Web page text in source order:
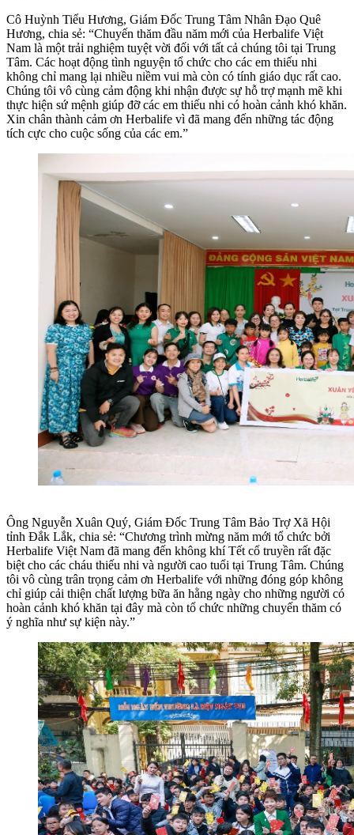
Cô Huỳnh Tiểu Hương, Giám Đốc Trung Tâm Nhân Đạo Quê
Hương, chia sẻ: “Chuyến thăm đầu năm mới của Herbalife Việt
Nam là một trải nghiệm tuyệt vời đối với tất cả chúng tôi tại Trung
Tâm. Các hoạt động tình nguyện tổ chức cho các em thiếu nhi
không chỉ mang lại nhiều niềm vui mà còn có tính giáo dục rất cao.
Chúng tôi vô cùng cảm động khi nhận được sự hỗ trợ mạnh mẽ khi
thực hiện sứ mệnh giúp đỡ các em thiếu nhi có hoàn cảnh khó khăn.
Xin chân thành cảm ơn Herbalife vì đã mang đến những tác động
tích cực cho cuộc sống của các em.”
Ông Nguyễn Xuân Quý, Giám Đốc Trung Tâm Bảo Trợ Xã Hội
tỉnh Đắk Lắk, chia sẻ: “Chương trình mừng năm mới tổ chức bởi
Herbalife Việt Nam đã mang đến không khí Tết cổ truyền rất đặc
biệt cho các cháu thiếu nhi và người cao tuổi tại Trung Tâm. Chúng
tôi vô cùng trân trọng cảm ơn Herbalife với những đóng góp không
chỉ giúp cải thiện chất lượng bữa ăn hằng ngày cho những người có
hoàn cảnh khó khăn tại đây mà còn tổ chức những chuyến thăm có
ý nghĩa như sự kiện này.”